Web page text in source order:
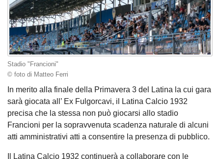
Stadio "Francioni"
© foto di Matteo Ferri
In merito alla finale della Primavera 3 del Latina la cui gara
sarà giocata all’ Ex Fulgorcavi, il Latina Calcio 1932
precisa che la stessa non può giocarsi allo stadio
Francioni per la sopravvenuta scadenza naturale di alcuni
atti amministrativi atti a consentire la presenza di pubblico.
Il Latina Calcio 1932 continuerà a collaborare con le